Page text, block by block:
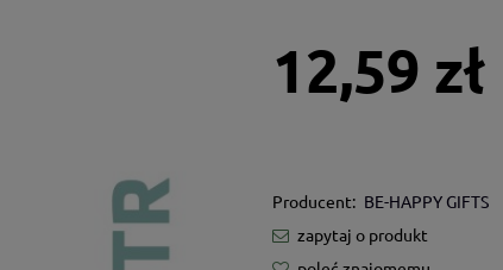
12,59 zł
Producent: BE-HAPPY GIFTS
zapytaj o produkt